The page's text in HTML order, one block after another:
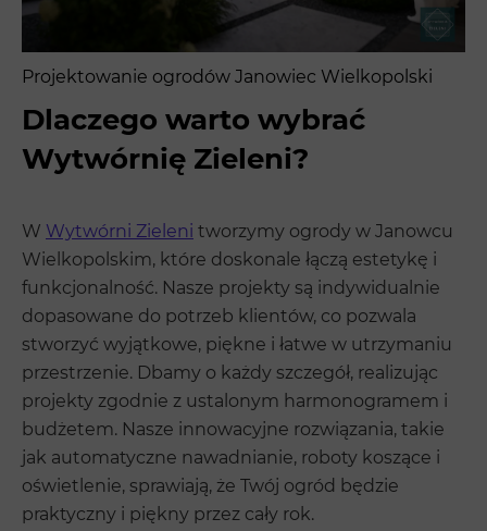
Projektowanie ogrodów Janowiec Wielkopolski
Dlaczego warto wybrać
Wytwórnię Zieleni?
W Wytwórni Zieleni tworzymy ogrody w Janowcu
Wielkopolskim, które doskonale łączą estetykę i
funkcjonalność. Nasze projekty są indywidualnie
dopasowane do potrzeb klientów, co pozwala
stworzyć wyjątkowe, piękne i łatwe w utrzymaniu
przestrzenie. Dbamy o każdy szczegół, realizując
projekty zgodnie z ustalonym harmonogramem i
budżetem. Nasze innowacyjne rozwiązania, takie
jak automatyczne nawadnianie, roboty koszące i
oświetlenie, sprawiają, że Twój ogród będzie
praktyczny i piękny przez cały rok.